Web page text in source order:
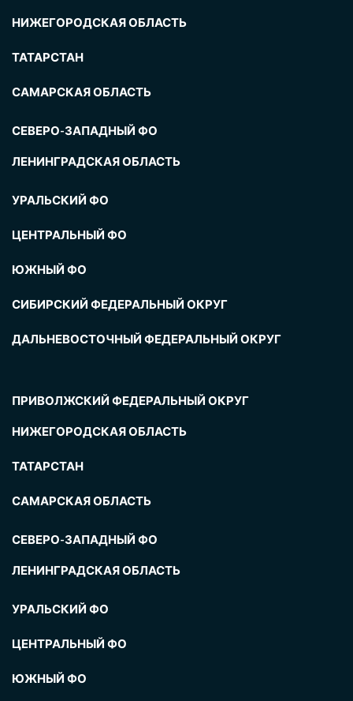
НИЖЕГОРОДСКАЯ ОБЛАСТЬ
ТАТАРСТАН
САМАРСКАЯ ОБЛАСТЬ
СЕВЕРО-ЗАПАДНЫЙ ФО
ЛЕНИНГРАДСКАЯ ОБЛАСТЬ
УРАЛЬСКИЙ ФО
ЦЕНТРАЛЬНЫЙ ФО
ЮЖНЫЙ ФО
СИБИРСКИЙ ФЕДЕРАЛЬНЫЙ ОКРУГ
ДАЛЬНЕВОСТОЧНЫЙ ФЕДЕРАЛЬНЫЙ ОКРУГ
ПРИВОЛЖСКИЙ ФЕДЕРАЛЬНЫЙ ОКРУГ
НИЖЕГОРОДСКАЯ ОБЛАСТЬ
ТАТАРСТАН
САМАРСКАЯ ОБЛАСТЬ
СЕВЕРО-ЗАПАДНЫЙ ФО
ЛЕНИНГРАДСКАЯ ОБЛАСТЬ
УРАЛЬСКИЙ ФО
ЦЕНТРАЛЬНЫЙ ФО
ЮЖНЫЙ ФО